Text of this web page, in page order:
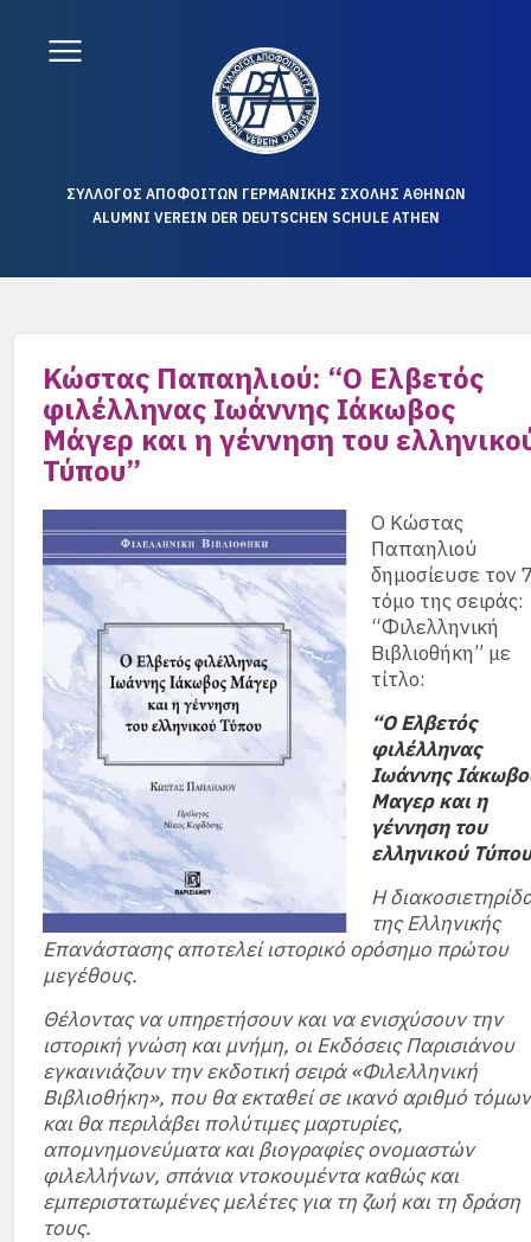
ΣΥΛΛΟΓΟΣ ΑΠΟΦΟΙΤΩΝ ΓΕΡΜΑΝΙΚΗΣ ΣΧΟΛΗΣ ΑΘΗΝΩΝ
ALUMNI VEREIN DER DEUTSCHEN SCHULE ATHEN
Κώστας Παπαηλιού: “Ο Ελβετός
φιλέλληνας Ιωάννης Ιάκωβος
Μάγερ και η γέννηση του
Τύπου”
Ο Κώστας
Παπαηλιού
δημοσίευσε τον
τόμο της σειράς:
“Φιλελληνική
Βιβλιοθήκη” με
τίτλο:
“Ο Ελβετός
φιλέλληνας
Ιωάννης
Μαγερ και η
γέννηση του
ελληνικού
Η
της Ελληνικής
Επανάστασης αποτελεί ιστορικό ορόσημο πρώτου
μεγέθους.
Θέλοντας να υπηρετήσουν και να ενισχύσουν την
ιστορική γνώση και μνήμη, οι Εκδόσεις Παρισιάνου
εγκαινιάζουν την εκδοτική σειρά «Φιλελληνική
Βιβλιοθήκη», που θα εκταθεί σε ικανό αριθμό τόμων
και θα περιλάβει πολύτιμες μαρτυρίες,
απομνημονεύματα και βιογραφίες ονομαστών
φιλελλήνων, σπάνια ντοκουμέντα καθώς και
εμπεριστατωμένες μελέτες για τη ζωή και τη δράση
τους.